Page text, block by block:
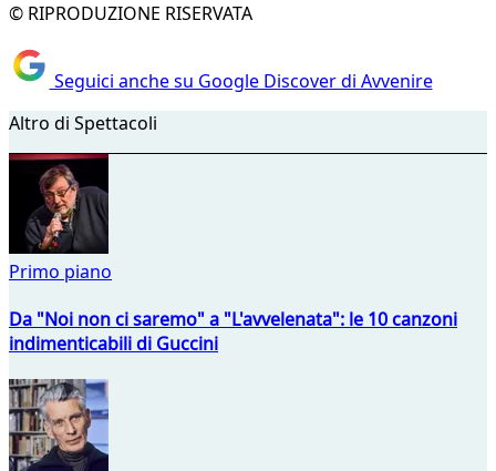
© RIPRODUZIONE RISERVATA
Seguici anche su Google Discover di Avvenire
Altro di Spettacoli
Primo piano
Da "Noi non ci saremo" a "L'avvelenata": le 10 canzoni
indimenticabili di Guccini